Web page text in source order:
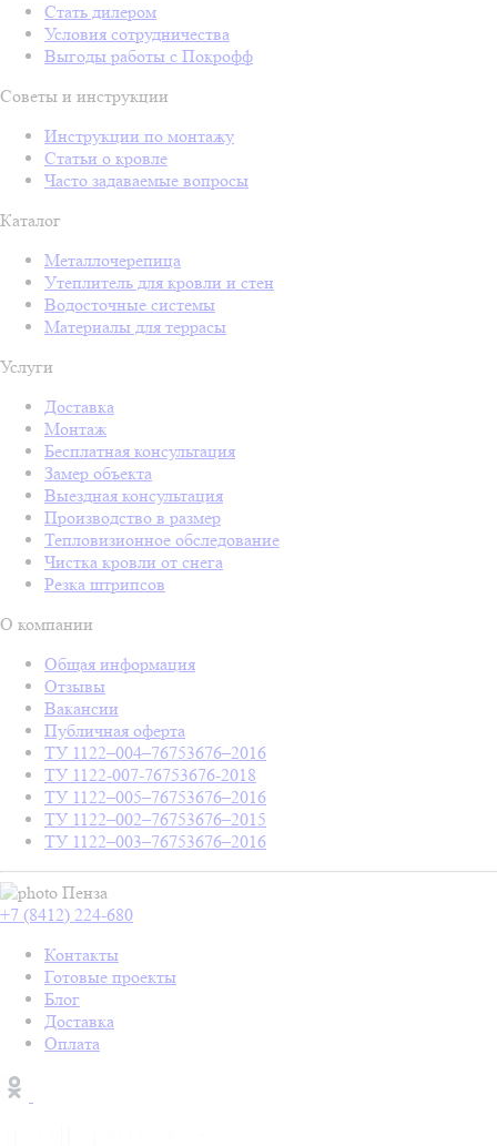
Стать дилером
Условия сотрудничества
Выгоды работы с Покрофф
Советы и инструкции
Инструкции по монтажу
Статьи о кровле
Часто задаваемые вопросы
Каталог
Металлочерепица
Утеплитель для кровли и стен
Водосточные системы
Материалы для террасы
Услуги
Доставка
Монтаж
Бесплатная консультация
Замер объекта
Выездная консультация
Производство в размер
Тепловизионное обследование
Чистка кровли от снега
Резка штрипсов
О компании
Общая информация
Отзывы
Вакансии
Публичная оферта
ТУ 1122–004–76753676–2016
ТУ 1122-007-76753676-2018
ТУ 1122–005–76753676–2016
ТУ 1122–002–76753676–2015
ТУ 1122–003–76753676–2016
Пенза
+7 (8412) 224-680
Контакты
Готовые проекты
Блог
Доставка
Оплата